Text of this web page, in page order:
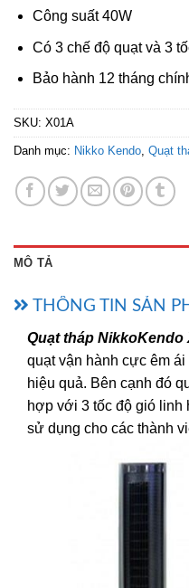
Công suất 40W
Có 3 chế độ quạt và 3
Bảo hành 12 tháng
SKU: X01A
Danh mục: Nikko Kendo, Quạt
MÔ TẢ
THÔNG TIN SẢN
Quạt tháp NikkoKendo
quạt vận hành cực êm
hiệu quả. Bên cạnh đó
hợp với 3 tốc độ gió linh
sử dụng cho các thành